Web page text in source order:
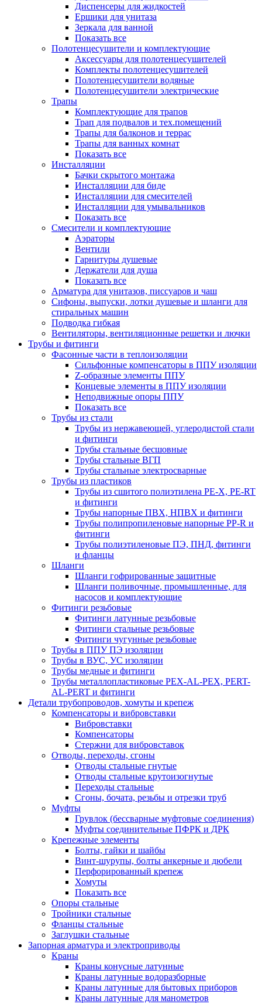
Диспенсеры для жидкостей
Ершики для унитаза
Зеркала для ванной
Показать все
Полотенцесушители и комплектующие
Аксессуары для полотенцесушителей
Комплекты полотенцесушителей
Полотенцесушители водяные
Полотенцесушители электрические
Трапы
Комплектующие для трапов
Трап для подвалов и тех.помещений
Трапы для балконов и террас
Трапы для ванных комнат
Показать все
Инсталляции
Бачки скрытого монтажа
Инсталляции для биде
Инсталляции для смесителей
Инсталляции для умывальников
Показать все
Смесители и комплектующие
Аэраторы
Вентили
Гарнитуры душевые
Держатели для душа
Показать все
Арматура для унитазов, писсуаров и чаш
Сифоны, выпуски, лотки душевые и шланги для
стиральных машин
Подводка гибкая
Вентиляторы, вентиляционные решетки и лючки
Трубы и фитинги
Фасонные части в теплоизоляции
Cильфонные компенсаторы в ППУ изоляции
Z-образные элементы ППУ
Концевые элементы в ППУ изоляции
Неподвижные опоры ППУ
Показать все
Трубы из стали
Трубы из нержавеющей, углеродистой стали
и фитинги
Трубы стальные бесшовные
Трубы стальные ВГП
Трубы стальные электросварные
Трубы из пластиков
Трубы из сшитого полиэтилена PE-X, PE-RT
и фитинги
Трубы напорные ПВХ, НПВХ и фитинги
Трубы полипропиленовые напорные PP-R и
фитинги
Трубы полиэтиленовые ПЭ, ПНД, фитинги
и фланцы
Шланги
Шланги гофрированные защитные
Шланги поливочные, промышленные, для
насосов и комплектующие
Фитинги резьбовые
Фитинги латунные резьбовые
Фитинги стальные резьбовые
Фитинги чугунные резьбовые
Трубы в ППУ ПЭ изоляции
Трубы в ВУС, УС изоляции
Трубы медные и фитинги
Трубы металлопластиковые PEX-AL-PEX, PERT-
AL-PERT и фитинги
Детали трубопроводов, хомуты и крепеж
Компенсаторы и вибровставки
Вибровставки
Компенсаторы
Стержни для вибровставок
Отводы, переходы, сгоны
Отводы стальные гнутые
Отводы стальные крутоизогнутые
Переходы стальные
Сгоны, бочата, резьбы и отрезки труб
Муфты
Грувлок (бессварные муфтовые соединения)
Муфты соединительные ПФРК и ДРК
Крепежные элементы
Болты, гайки и шайбы
Винт-шурупы, болты анкерные и дюбели
Перфорированный крепеж
Хомуты
Показать все
Опоры стальные
Тройники стальные
Фланцы стальные
Заглушки стальные
Запорная арматура и электроприводы
Краны
Краны конусные латунные
Краны латунные водоразборные
Краны латунные для бытовых приборов
Краны латунные для манометров